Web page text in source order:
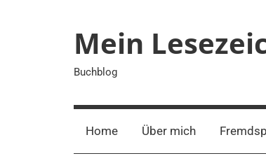
Mein
Buchblog
Home Über mich